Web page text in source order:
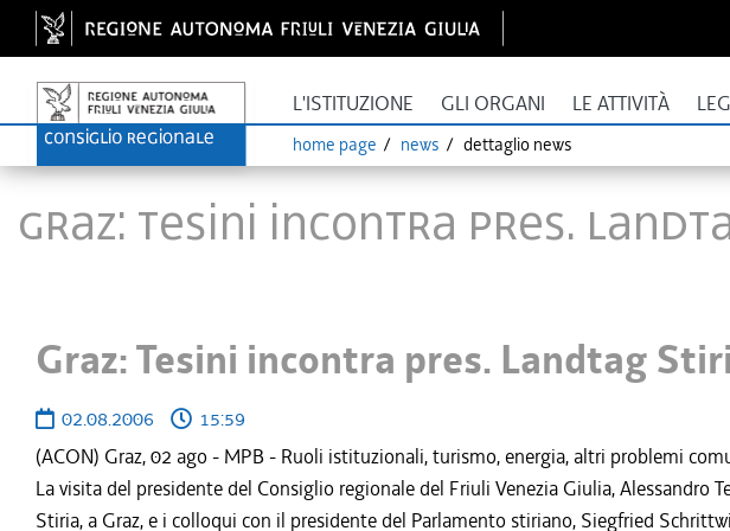
L'ISTITUZIONE GLI ORGANI LE ATTIVITÀ
home page news dettaglio news
Graz: Tesini incontra pres.
Graz: Tesini incontra pres. Landtag
02.08.2006
15:59
(ACON) Graz, 02 ago - MPB - Ruoli istituzionali, turismo, energia, altri problemi
La visita del presidente del Consiglio regionale del Friuli Venezia Giulia, Alessandro
Stiria, a Graz, e i colloqui con il presidente del Parlamento stiriano, Siegfried